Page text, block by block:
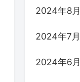
2024年8月
2024年7月
2024年6月